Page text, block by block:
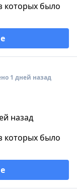
которых было
1 дней назад
назад
которых было